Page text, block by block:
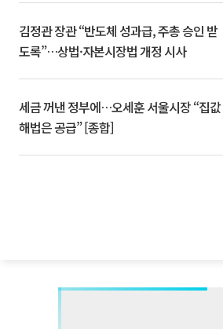
김정관 장관 “반도체 성과급, 주총 승인 받
도록”…상법·자본시장법 개정 시사
세금 꺼낸 정부에…오세훈 서울시장 “집값
해법은 공급” [종합]